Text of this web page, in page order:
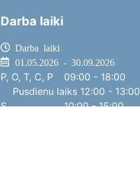
Darba laiki
Darba laiki
01.05.2026 - 30.09.2026
P, O, T, C, P
09:00 - 18:00
Pusdienu laiks 12:00 - 13:00
S
10:00 - 15:00